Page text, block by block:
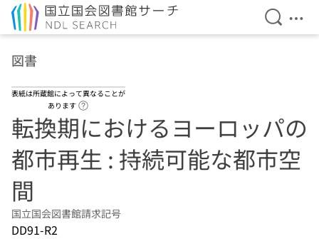
検索を
メ
図書
表紙は所蔵館によって異なることが
あります
転換期におけるヨーロッパの
都市再生 : 持続可能な都市空
間
国立国会図書館請求記号
DD91-R2